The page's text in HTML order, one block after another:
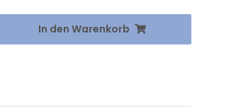
In den Warenkorb